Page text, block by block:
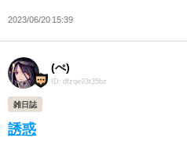
2023/06/20 15:39
(ぺ)
ID: dfzqe93t35bz
雑日誌
誘惑